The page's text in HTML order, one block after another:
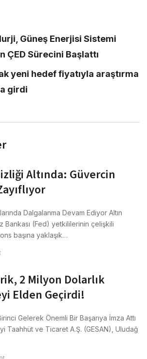
Güneş Enerjisi Sistemi
ÇED Sürecini Başlattı
yeni hedef fiyatıyla araştırma
girdi
Altında: Güvercin
Dalgalanma Devam Ediyor Altın
Bankası (Fed) yetkililerinin çelişkili
başına yaklaşık…
2 Milyon Dolarlık
Elden Geçirdi!
Gelerek Önemli Bir Başarıya İmza Attı
Taahhüt ve Ticaret A.Ş. (GESAN), Uludağ